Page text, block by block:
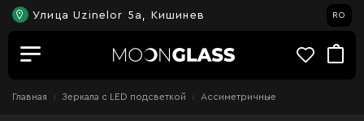
Улица Uzinelor 5a, Кишинев RO
Главная Зеркала c LED подсветкой Ассиметричные